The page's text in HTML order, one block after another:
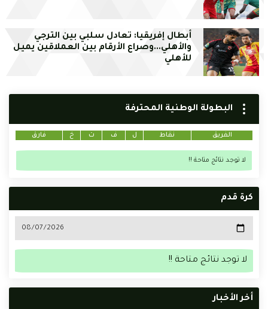
أبطال إفريقيا: تعادل سلبي بين الترجي
والأهلي...وصراع الأرقام بين العملاقين يميل
للأهلي
البطولة الوطنية المحترفة
الفريق نقاط ل ف ت خ فارق
لا توجد نتائج متاحة !!
كرة قدم
لا توجد نتائج متاحة !!
أخر الأخبار